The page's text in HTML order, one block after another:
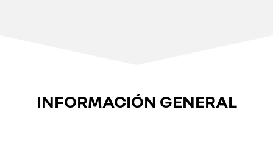
INFORMACIÓN GENERAL